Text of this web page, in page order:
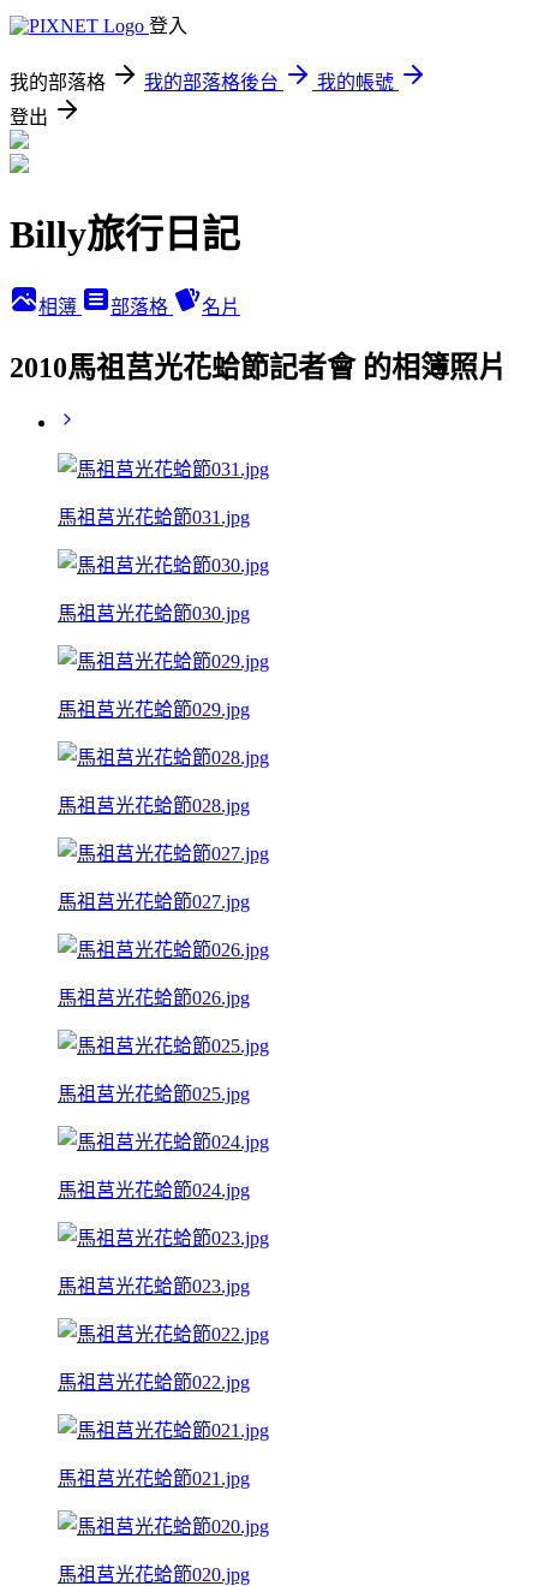
登入
我的部落格 我的部落格後台
我的帳號
登出
Billy旅行日記
相簿 部落格 名片
2010馬祖莒光花蛤節記者會 的相簿照片
馬祖莒光花蛤節031.jpg
馬祖莒光花蛤節030.jpg
馬祖莒光花蛤節029.jpg
馬祖莒光花蛤節028.jpg
馬祖莒光花蛤節027.jpg
馬祖莒光花蛤節026.jpg
馬祖莒光花蛤節025.jpg
馬祖莒光花蛤節024.jpg
馬祖莒光花蛤節023.jpg
馬祖莒光花蛤節022.jpg
馬祖莒光花蛤節021.jpg
馬祖莒光花蛤節020.jpg